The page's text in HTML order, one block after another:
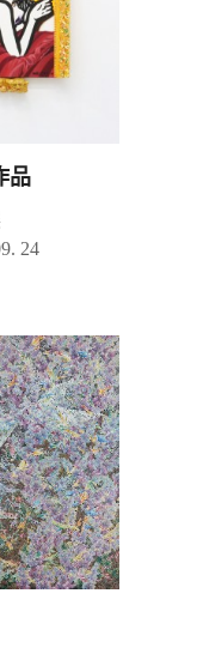
品
24